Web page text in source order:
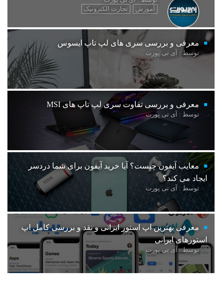
آموزش
تجارت الکترونیک
معرفی و بررسی سری های لپ تاپ ایسوس
توسط : آی تی پورت
معرفی و بررسی تفاوت سری لپ تاپ های MSI
توسط : آی تی پورت
معایب آیفون چیست؟ آیا خرید آیفون برای شما دردسر
ایجاد می کند؟
توسط : آی تی پورت
معرفی بهترین اپ استور ایرانی و نقد و بررسی کامل اپ
استورهای ایرانی
توسط : آی تی پورت